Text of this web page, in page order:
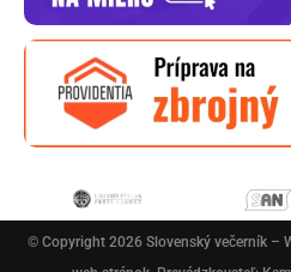
© Copyright 2026 Slovenský večerník –